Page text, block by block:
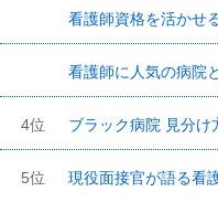
看護師資格を活かせ
看護師に人気の病院
4位 ブラック病院 見分け
5位 現役面接官が語る看